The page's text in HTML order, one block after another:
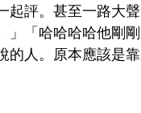
起評。甚至一路大聲
」「哈哈哈哈他剛剛
的人。原本應該是靠